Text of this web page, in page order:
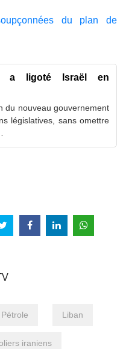
du plan de
a ligoté Israël en
du nouveau gouvernement
législatives, sans omettre
Pétrole Liban
iraniens